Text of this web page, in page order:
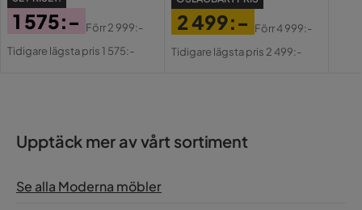
Pris
1 575:-
Original
Förr2 999:-
Tidigare lägsta pris 1 575:-
Pris
2 499:-
Original
Förr4 999:-
Tidigare lägsta pris 2 499:-
Upptäck mer av vårt sortiment
Se alla Moderna möbler